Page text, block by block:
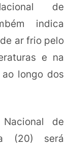
de
indica
ar frio pelo
e na
longo dos
de
(20) será